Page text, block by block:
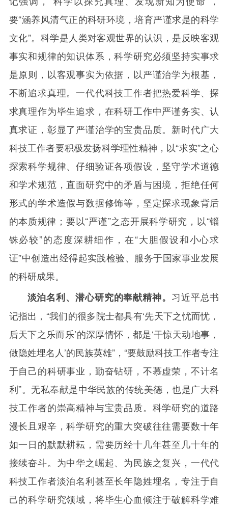
要“涵养风清气正的科研环境，培育严谨求是的科学
文化”。科学是人类对客观世界的认识，是反映客观
事实和规律的知识体系，科学研究必须坚持实事求
是原则，以客观事实为依据，以严谨治学为根基，
不断追求真理。一代代科技工作者把热爱科学、探
求真理作为毕生追求，在科研工作中严谨务实、认
真求证，彰显了严谨治学的宝贵品质。新时代广大
科技工作者要积极发扬科学理性精神，以“求实”之心
探索科学规律、仔细验证各项假设，坚守学术道德
和学术规范，直面研究中的矛盾与困境，拒绝任何
形式的学术造假与数据修饰等，坚定探求现象背后
的本质规律；要以“严谨”之态开展科学研究，以“锱
铢必较”的态度深耕细作，在“大胆假设和小心求
证”中创造出经得起实践检验、服务于国家事业发展
的科研成果。
淡泊名利、潜心研究的奉献精神。 习近平总书
记指出，“我们的很多院士都具有‘先天下之忧而忧，
后天下之乐而乐’的深厚情怀，都是‘干惊天动地事，
做隐姓埋名人’的民族英雄”，“要鼓励科技工作者专注
于自己的科研事业，勤奋钻研，不慕虚荣，不计名
利”。无私奉献是中华民族的传统美德，也是广大科
技工作者的崇高精神与宝贵品质。科学研究的道路
漫长且艰辛，科学研究的重大突破往往需要数十年
如一日的默默耕耘，需要历经十几年甚至几十年的
接续奋斗。为中华之崛起、为民族之复兴，一代代
科技工作者淡泊名利甚至长年隐姓埋名，专注于自
己的科学研究领域，将毕生心血倾注于破解科学难